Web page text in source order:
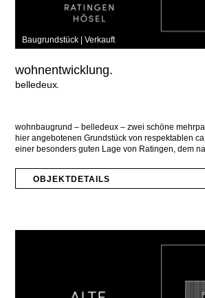
Baugrundstück | Verkauft
wohnentwicklung.
belledeux
wohnbaugrund – belledeux – zwei schöne
hier angebotenen Grundstück von respektablen
einer besonders guten Lage von Ratingen, dem
OBJEKTDETAILS